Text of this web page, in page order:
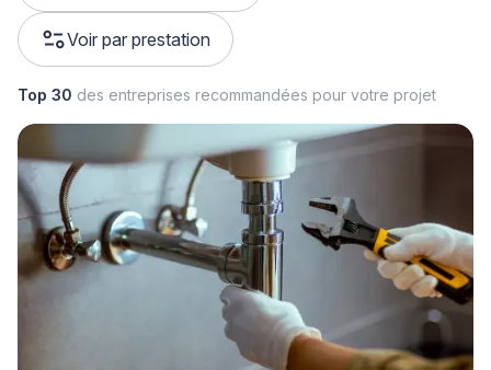
Voir par prestation
Top 30 des entreprises recommandées pour votre projet